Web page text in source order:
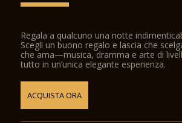
Regala a qualcuno una notte
Scegli un buono regalo e lascia che
che ama—musica, dramma e arte di
tutto in un’unica elegante esperienza.
ACQUISTA ORA